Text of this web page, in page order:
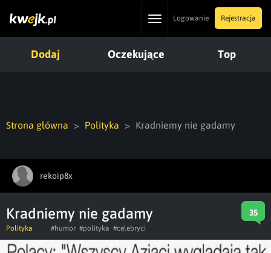
ToggleLogowanie Rejestracja
Dodaj Oczekujące Top
Strona główna Polityka Kradniemy nie gadamy
rekoip8x
Kradniemy nie gadamy 35
Polityka #humor #polityka #celebryci